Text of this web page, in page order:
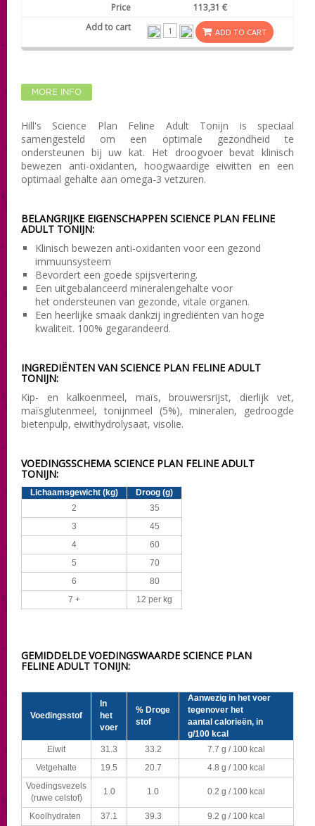
113,31 €
ADD TO CART
MORE INFO
Hill's Science Plan Feline AdultTonijn is speciaal
samengesteld om een optimale gezondheid te
ondersteunen bij uw kat. Het droogvoer bevatklinisch
bewezen anti-oxidanten, hoogwaardige eiwitten en een
optimaal gehalte aan omega-3 vetzuren.
BELANGRIJKE EIGENSCHAPPEN SCIENCE PLAN FELINE
ADULT TONIJN:
Klinisch bewezen anti-oxidanten voor een gezond
immuunsysteem
Bevordert een goede spijsvertering.
Een uitgebalanceerd mineralengehalte voor
het ondersteunen van gezonde, vitale organen.
Een heerlijke smaak dankzij ingrediënten van hoge
kwaliteit. 100% gegarandeerd.
INGREDIËNTEN VAN SCIENCE PLAN FELINE ADULT
TONIJN:
Kip- en kalkoenmeel, maïs, brouwersrijst, dierlijk vet,
maïsglutenmeel, tonijnmeel (5%), mineralen, gedroogde
bietenpulp, eiwithydrolysaat, visolie.
VOEDINGSSCHEMA SCIENCE PLAN FELINE ADULT
TONIJN:
Lichaamsgewicht (kg)
Droog (g)
2
35
3
45
4
60
5
70
6
80
7 +
12 per kg
GEMIDDELDE VOEDINGSWAARDE SCIENCE PLAN
FELINE ADULT TONIJN:
Voedingsstof
In
het
voer
% Droge
stof
Aanwezig in het voer
tegenover het
aantal calorieën, in
g/100 kcal
Eiwit
31.3 33.2
7.7 g / 100 kcal
Vetgehalte
19.5 20.7
4.8 g / 100 kcal
Voedingsvezels
(ruwe celstof)
1.0 1.0 0.2 g / 100 kcal
Koolhydraten 37.1 39.3 9.2 g / 100 kcal